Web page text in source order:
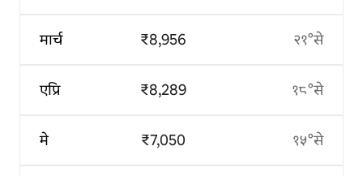
मार्च
एप्रि
मे
₹8,956
₹8,289
₹7,050
२१°से
१८°से
१५°से